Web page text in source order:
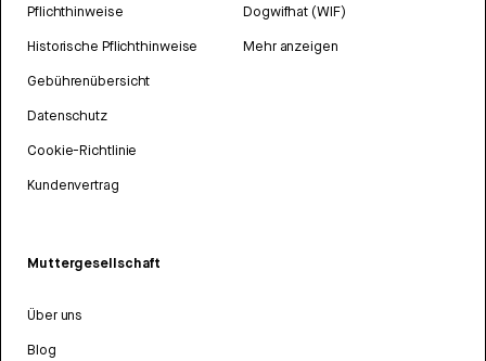
Pflichthinweise
Historische Pflichthinweise
Gebührenübersicht
Datenschutz
Cookie-Richtlinie
Kundenvertrag
Dogwifhat (WIF)
Mehr anzeigen
Muttergesellschaft
Über uns
Blog